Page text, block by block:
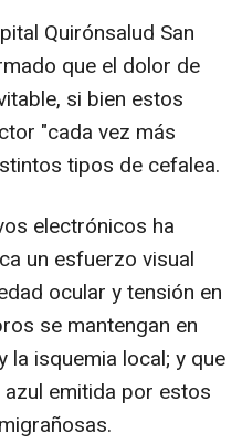
Quirónsalud San
que el dolor de
si bien estos
"cada vez más
tipos de cefalea.
electrónicos ha
un esfuerzo visual
ocular y tensión en
se mantengan en
isquemia local; y que
emitida por estos